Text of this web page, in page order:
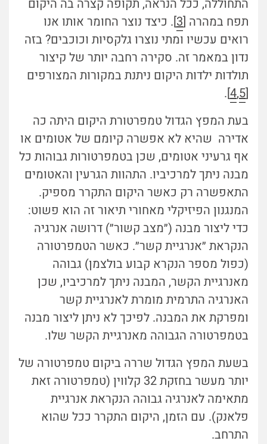
התחוללה, ככל הנראה, תקופה קצרה בה היקום
תפח במהרה [3]. כיצד נוצר החומר אותו אנו
רואים עכשיו ומתי נוצרו גלקסיות וכוכבים? בזה
נדון במאמר זה. סקירה רחבה יותר של קיצור
תולדות ילדות היקום ניתנת במקורות המצורפים
[
4,5
].
בעת המפץ הגדול טמפרטורת היקום היתה כה
אדירה שהיא לא אפשרה קיומם של אטומים או
אף גרעיני אטומים, שכן בטמפרטורות גבוהות כל
מבנה ניתך למרכיביו. התהוות הגרעין והאטומים
התאפשרה רק כאשר היקום התקרר מספיק.
המנגנון הפיזיקלי מאחורי תיאור זה הוא פשוט:
כדי ליצור מבנה (״מצב קשור״) דרושה אנרגיה
הנקראת ״אנרגיית קשר״. כאשר הטמפרטורה
(כפול מספר הנקרא קבוע בולצמן) גבוהה
מאנרגיית הקשר, המבנה ניתך למרכיביו, שכן
האנרגיה התרמית מומרת לאנרגיית קשר
ומפרקת את המבנה. לפיכך לא ניתן ליצור מבנה
בטמפרטורה הגבוהה מאנרגיית הקשר שלו.
בשעת המפץ הגדול שררה ביקום טמפרטורה של
יותר מעשר בחזקת 32 קלווין (טמפרטורה זאת
מתאימה לאנרגיה גבוהה הנקראת אנרגיית
פלאנק). עם הזמן, היקום התקרר ככל שהוא
התרחב.